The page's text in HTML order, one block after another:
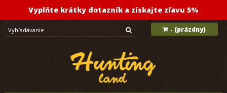
Vyplňte krátky dotazník a získajte zľavu 5%
- (prázdny)